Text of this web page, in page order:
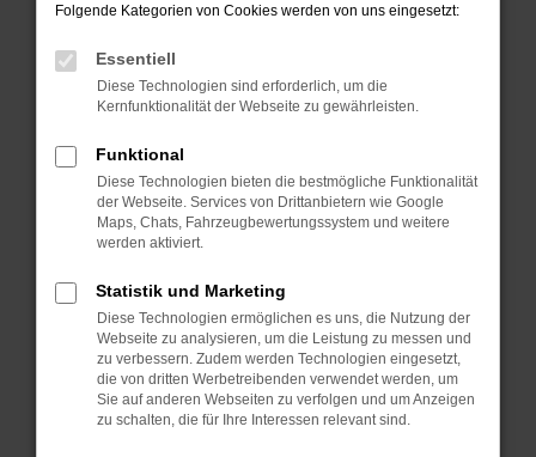
Laden andere Webseiten, zum Beispiel deine
Suchmaschine?
Prüfe deine Browsererweiterungen.
Manche Erweiterungen, wie Werbeblocker,
verhindern. Funktioniert die Seite in einem
anderen Browser oder in einem privaten
Fenster?
Starte dein Gerät neu.
Probleme zu beheben.
Stelle sicher, dass dein Browser und dein
Betriebssystem auf dem neuesten Stand
sind.
Veraltete Software birgt nicht nur ein
Folgende Kategorien von Cookies werden von uns eingesetzt:
Essentiell
Diese Technologien sind erforderlich, um die
Kernfunktionalität der Webseite zu gewährleisten.
Funktional
Diese Technologien bieten die bestmögliche Funktionalität
der Webseite. Services von Drittanbietern wie Google
Maps, Chats, Fahrzeugbewertungssystem und weitere
werden aktiviert.
Statistik und Marketing
Diese Technologien ermöglichen es uns, die Nutzung der
Webseite zu analysieren, um die Leistung zu messen und
zu verbessern. Zudem werden Technologien eingesetzt,
die von dritten Werbetreibenden verwendet werden, um
Sie auf anderen Webseiten zu verfolgen und um Anzeigen
zu schalten, die für Ihre Interessen relevant sind.